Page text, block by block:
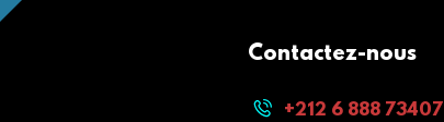
Contactez-nous
+212 6 888 73407